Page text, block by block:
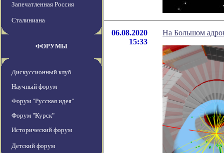
Запечатленная Россия
Сталиниана
ФОРУМЫ
Дискуссионный клуб
Научный форум
Форум "Русская идея"
Форум "Курск"
Исторический форум
Детский форум
06.08.2020
15:33
На Большом